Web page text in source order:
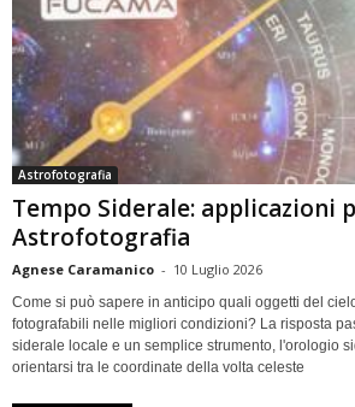
Astrofotografia
Tempo Siderale: applicazioni
Astrofotografia
Agnese Caramanico - 10 Luglio 2026
Come si può sapere in anticipo quali oggetti del
fotografabili nelle migliori condizioni? La risposta
siderale locale e un semplice strumento, l'orologio
orientarsi tra le coordinate della volta celeste